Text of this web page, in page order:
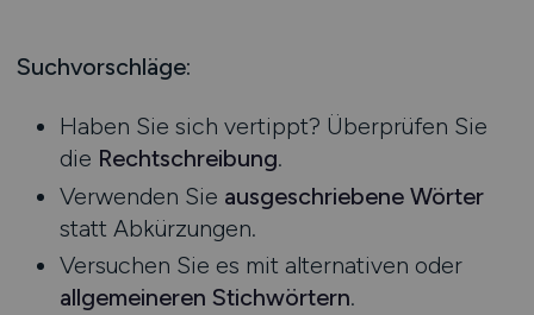
Schienen- / Straßen- / Luft- / Seefracht
Supply Chain Management
Vertrieb / Verkauf / Handel
Zoll / Behörden
Sonstige
Mecklenburg-Vorpommern
Nordrhein-Westfalen
Rheinland-Pfalz
Saarland
Sachsen
Sachsen-Anhalt
Schleswig-Holstein
Suchvorschläge:
Haben Sie sich vertippt? Überprüfen Sie
die Rechtschreibung.
Verwenden Sie ausgeschriebene Wörter
statt Abkürzungen.
Versuchen Sie es mit alternativen oder
allgemeineren Stichwörtern.